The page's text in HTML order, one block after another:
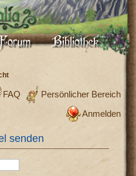
Persönlicher Bereich
FAQ
Anmelden
senden